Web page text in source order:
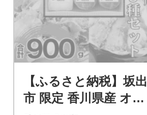
【ふるさと納税】坂出
市 限定 香川県産 オリ